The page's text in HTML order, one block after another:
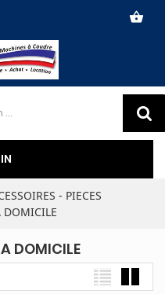
shopping_basket
- PIECES
DOMICILE
DOMICILE